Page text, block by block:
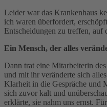
Leider war das Krankenhaus
ich waren überfordert,
Entscheidungen zu treffen, auf
Ein Mensch, der alles
Dann trat eine Mitarbeiterin
und mit ihr veränderte sich
Klarheit in die Gespräche und
sich zuvor kalt und
erklärte, sie nahm uns ernst.